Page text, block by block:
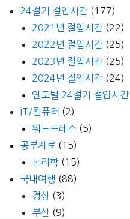
24절기 절입시간 (177)
2021년 절입시간 (22)
2022년 절입시간 (25)
2023년 절입시간 (25)
2024년 절입시간 (24)
연도별 24절기 절입시간
IT/컴퓨터 (2)
워드프레스 (5)
공부자료 (15)
논리학 (15)
국내여행 (88)
경상 (3)
부산 (9)